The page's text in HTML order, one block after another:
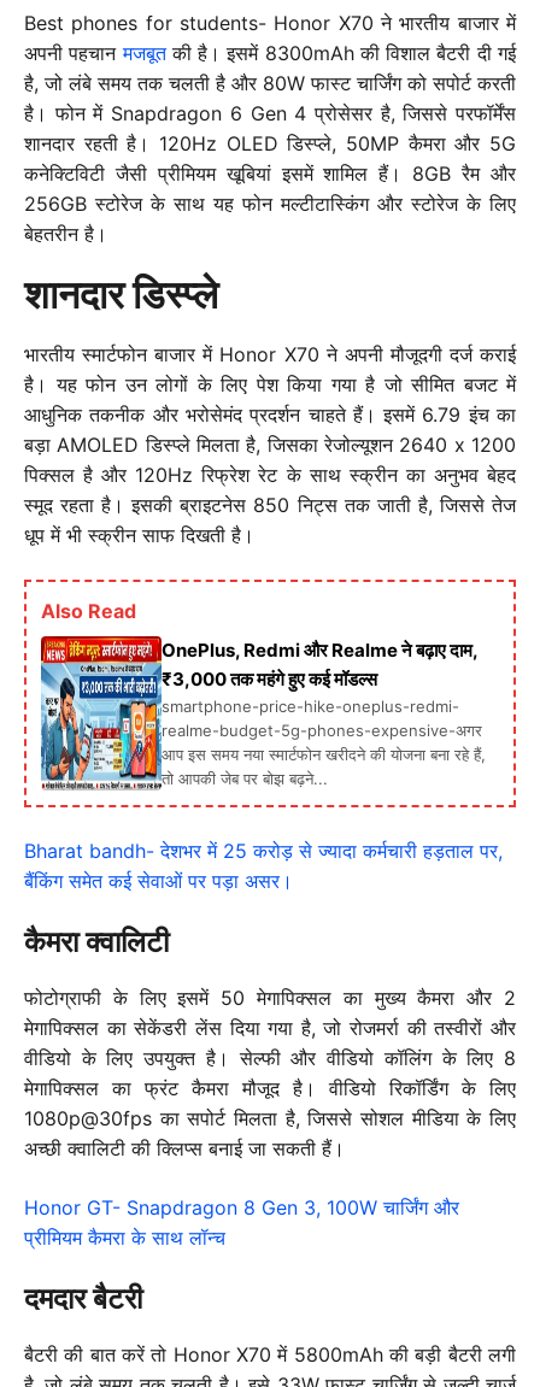
Best phones for students- Honor X70 ने भारतीय बाजार में
अपनी पहचानमजबूतकी है। इसमें 8300mAh की विशाल बैटरी दी गई
है, जो लंबे समय तक चलती है और 80W फास्ट चार्जिंग को सपोर्ट करती
है। फोन में Snapdragon 6 Gen 4 प्रोसेसर है, जिससे परफॉर्मेंस
शानदार रहती है। 120Hz OLED डिस्प्ले, 50MP कैमरा और 5G
कनेक्टिविटी जैसी प्रीमियम खूबियां इसमें शामिल हैं। 8GB रैम और
256GB स्टोरेज के साथ यह फोन मल्टीटास्किंग और स्टोरेज के लिए
बेहतरीन है।
शानदार डिस्प्ले
भारतीय स्मार्टफोन बाजार में Honor X70 ने अपनी मौजूदगी दर्ज कराई
है। यह फोन उन लोगों के लिए पेश किया गया है जो सीमित बजट में
आधुनिक तकनीक और भरोसेमंद प्रदर्शन चाहते हैं। इसमें 6.79 इंच का
बड़ा AMOLED डिस्प्ले मिलता है, जिसका रेजोल्यूशन 2640 x 1200
पिक्सल है और 120Hz रिफ्रेश रेट के साथ स्क्रीन का अनुभव बेहद
स्मूद रहता है। इसकी ब्राइटनेस 850 निट्स तक जाती है, जिससे तेज
धूप में भी स्क्रीन साफ दिखती है।
Also Read
OnePlus, Redmi और Realme ने बढ़ाए दाम,
₹3,000 तक महंगे हुए कई मॉडल्स
smartphone-price-hike-oneplus-redmi-
realme-budget-5g-phones-expensive-अगर
आप इस समय नया स्मार्टफोन खरीदने की योजना बना रहे हैं,
तो आपकी जेब पर बोझ बढ़ने...
Bharat bandh- देशभर में 25 करोड़ से ज्यादा कर्मचारी हड़ताल पर,
बैंकिंग समेत कई सेवाओं पर पड़ा असर।
कैमरा क्वालिटी
फोटोग्राफी के लिए इसमें 50 मेगापिक्सल का मुख्य कैमरा और 2
मेगापिक्सल का सेकेंडरी लेंस दिया गया है, जो रोजमर्रा की तस्वीरों और
वीडियो के लिए उपयुक्त है। सेल्फी और वीडियो कॉलिंग के लिए 8
मेगापिक्सल का फ्रंट कैमरा मौजूद है। वीडियो रिकॉर्डिंग के लिए
1080p@30fps का सपोर्ट मिलता है, जिससे सोशल मीडिया के लिए
अच्छी क्वालिटी की क्लिप्स बनाई जा सकती हैं।
Honor GT- Snapdragon 8 Gen 3, 100W चार्जिंग और
प्रीमियम कैमरा के साथ लॉन्च
दमदार बैटरी
बैटरी की बात करें तो Honor X70 में 5800mAh की बड़ी बैटरी लगी